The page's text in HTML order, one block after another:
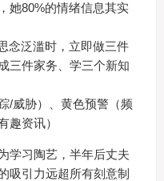
她80%的情绪信息其实
念泛滥时，立即做三件
三件家务、学三个新知
/威胁）、黄色预警（频
趣资讯）
学习陶艺，半年后丈夫
吸引力远超所有刻意制